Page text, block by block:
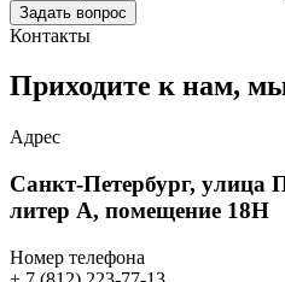
Задать вопрос
Контакты
Приходите к нам,
Адрес
Санкт-Петербург, улица
литер А, помещение 18Н
Номер телефона